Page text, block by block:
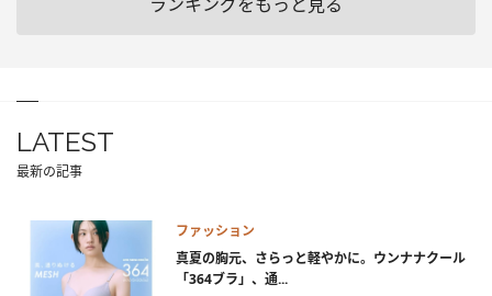
LATEST
最新の記事
ファッション
真夏の胸元、さらっと軽やかに。ウンナナクール
「364ブラ」、通...